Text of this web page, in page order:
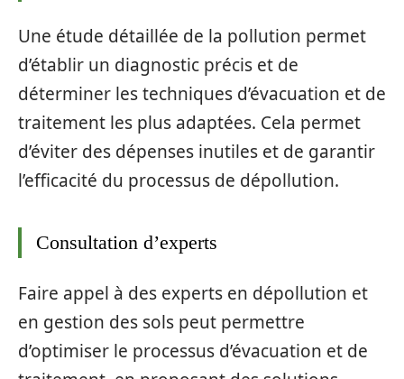
Une étude détaillée de la pollution permet
d’établir un diagnostic précis et de
déterminer les techniques d’évacuation et de
traitement les plus adaptées. Cela permet
d’éviter des dépenses inutiles et de garantir
l’efficacité du processus de dépollution.
Consultation d’experts
Faire appel à des experts en dépollution et
en gestion des sols peut permettre
d’optimiser le processus d’évacuation et de